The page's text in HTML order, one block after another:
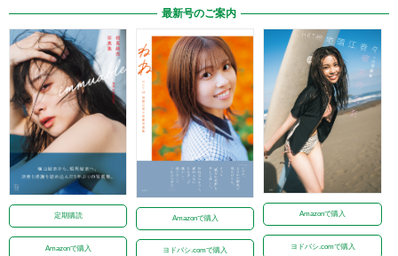
最新号のご案内
定期購読
Amazonで購入
Amazonで購入
ヨドバシ.comで購入
Amazonで購入
ヨドバシ.comで購入